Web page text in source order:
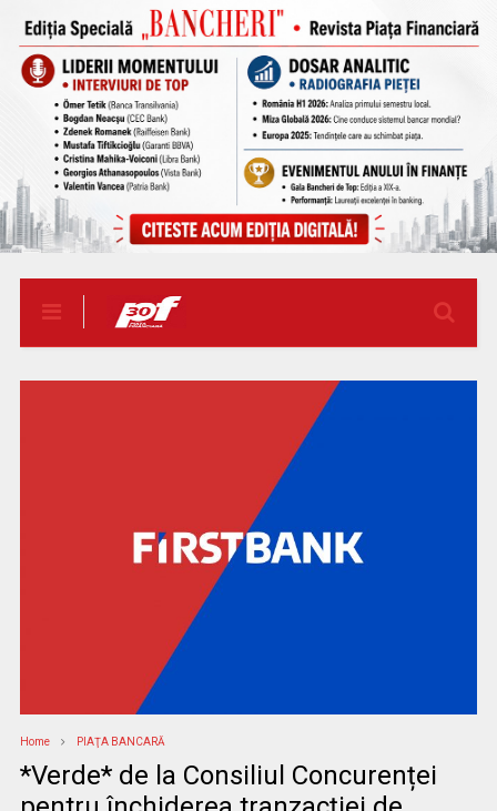
Home PIAŢA BANCARĂ
*Verde* de la Consiliul Concurenței